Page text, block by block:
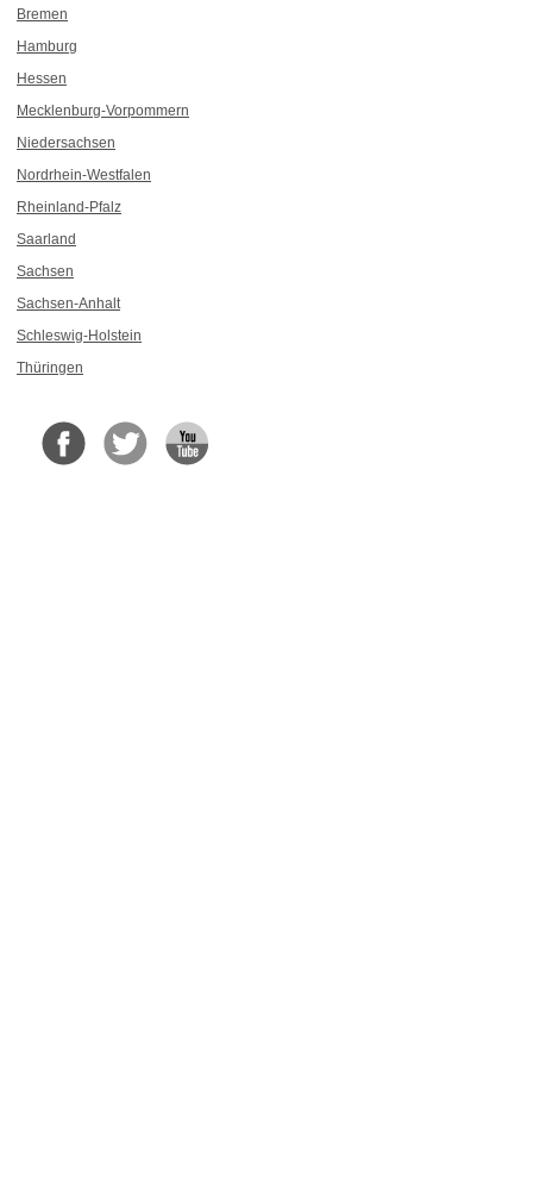
Bremen
Hamburg
Hessen
Mecklenburg-Vorpommern
Niedersachsen
Nordrhein-Westfalen
Rheinland-Pfalz
Saarland
Sachsen
Sachsen-Anhalt
Schleswig-Holstein
Thüringen